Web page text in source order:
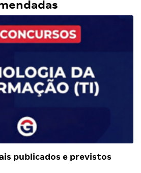
publicados e previstos